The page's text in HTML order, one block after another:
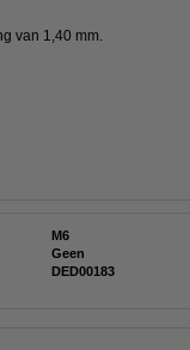
van 1,40 mm.
M6
Geen
DED00183